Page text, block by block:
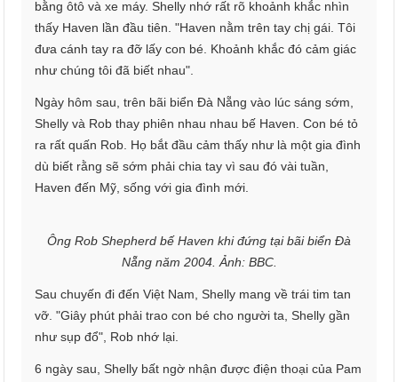
bằng ôtô và xe máy. Shelly nhớ rất rõ khoảnh khắc nhìn
thấy Haven lần đầu tiên. "Haven nằm trên tay chị gái. Tôi
đưa cánh tay ra đỡ lấy con bé. Khoảnh khắc đó cảm giác
như chúng tôi đã biết nhau".
Ngày hôm sau, trên bãi biển Đà Nẵng vào lúc sáng sớm,
Shelly và Rob thay phiên nhau nhau bế Haven. Con bé tỏ
ra rất quấn Rob. Họ bắt đầu cảm thấy như là một gia đình
dù biết rằng sẽ sớm phải chia tay vì sau đó vài tuần,
Haven đến Mỹ, sống với gia đình mới.
Ông Rob Shepherd bế Haven khi đứng tại bãi biển Đà
Nẵng năm 2004. Ảnh: BBC.
Sau chuyến đi đến Việt Nam, Shelly mang về trái tim tan
vỡ. "Giây phút phải trao con bé cho người ta, Shelly gần
như sụp đổ", Rob nhớ lại.
6 ngày sau, Shelly bất ngờ nhận được điện thoại của Pam